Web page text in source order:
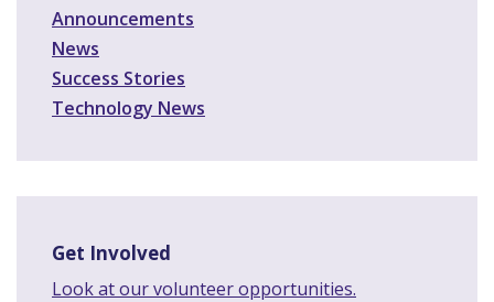
Announcements
News
Success Stories
Technology News
Get Involved
Look at our volunteer opportunities.